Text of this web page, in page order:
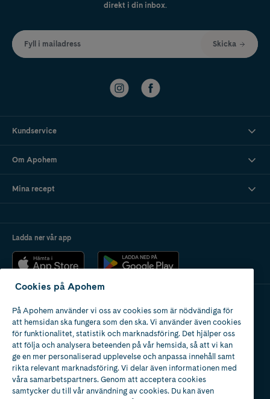
direkt i din inbox.
Fyll i mailadress Skicka
Kundservice
Om Apohem
Mina recept
Ladda ner vår app
Apotek med tillstånd
av Läkemedelsverket
Cookies på Apohem
På Apohem använder vi oss av cookies som är nödvändiga för
att hemsidan ska fungera som den ska. Vi använder även cookies
för funktionalitet, statistik och marknadsföring. Det hjälper oss
att följa och analysera beteenden på vår hemsida, så att vi kan
ge en mer personaliserad upplevelse och anpassa innehåll samt
rikta relevant marknadsföring. Vi delar även informationen med
våra samarbetspartners. Genom att acceptera cookies
samtycker du till vår användning av cookies. Du kan även